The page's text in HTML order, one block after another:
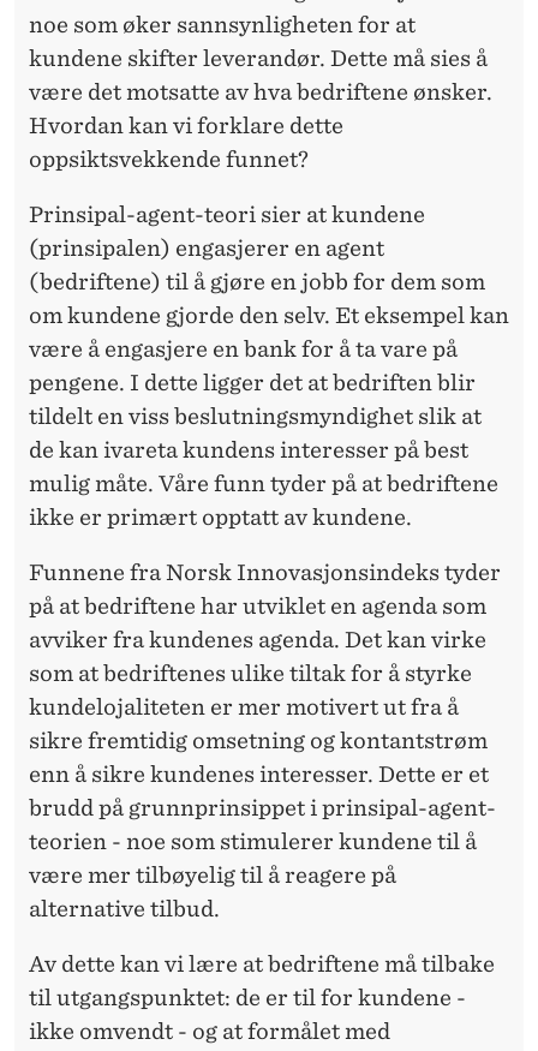
noe som øker sannsynligheten for at
kundene skifter leverandør. Dette må sies å
være det motsatte av hva bedriftene ønsker.
Hvordan kan vi forklare dette
oppsiktsvekkende funnet?
Prinsipal-agent-teori sier at kundene
(prinsipalen) engasjerer en agent
(bedriftene) til å gjøre en jobb for dem som
om kundene gjorde den selv. Et eksempel kan
være å engasjere en bank for å ta vare på
pengene. I dette ligger det at bedriften blir
tildelt en viss beslutningsmyndighet slik at
de kan ivareta kundens interesser på best
mulig måte. Våre funn tyder på at bedriftene
ikke er primært opptatt av kundene.
Funnene fra Norsk Innovasjonsindeks tyder
på at bedriftene har utviklet en agenda som
avviker fra kundenes agenda. Det kan virke
som at bedriftenes ulike tiltak for å styrke
kundelojaliteten er mer motivert ut fra å
sikre fremtidig omsetning og kontantstrøm
enn å sikre kundenes interesser. Dette er et
brudd på grunnprinsippet i prinsipal-agent-
teorien - noe som stimulerer kundene til å
være mer tilbøyelig til å reagere på
alternative tilbud.
Av dette kan vi lære at bedriftene må tilbake
til utgangspunktet: de er til for kundene -
ikke omvendt - og at formålet med